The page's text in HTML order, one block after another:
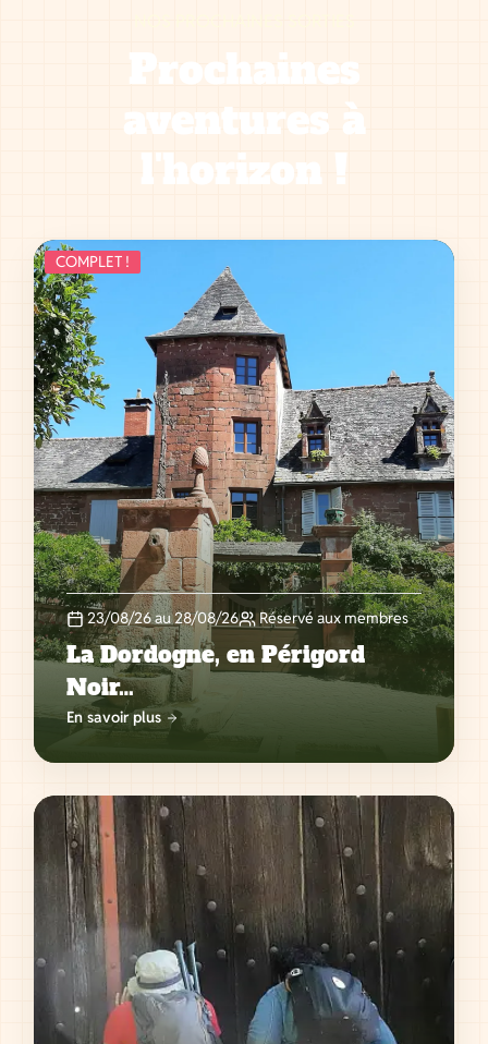
Prochaines
aventures à
l'horizon !
COMPLET !
23/08/26 au 28/08/26 Réservé aux membres
La Dordogne, en Périgord
Noir…
En savoir plus